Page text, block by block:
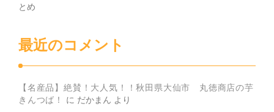
とめ
最近のコメント
【名産品】絶賛！大人気！！秋田県大仙市 丸徳商店の芋
きんつば！
に だかまん より